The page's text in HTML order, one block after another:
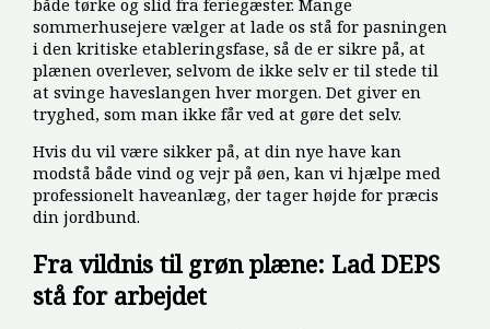
sommerhusejere vælger at lade os stå for pasningen
i den kritiske etableringsfase, så de er sikre på, at
plænen overlever, selvom de ikke selv er til stede til
at svinge haveslangen hver morgen. Det giver en
tryghed, som man ikke får ved at gøre det selv.
Hvis du vil være sikker på, at din nye have kan
modstå både vind og vejr på øen, kan vi hjælpe med
professionelt haveanlæg, der tager højde for præcis
din jordbund.
Fra vildnis til grøn plæne: Lad DEPS
stå for arbejdet